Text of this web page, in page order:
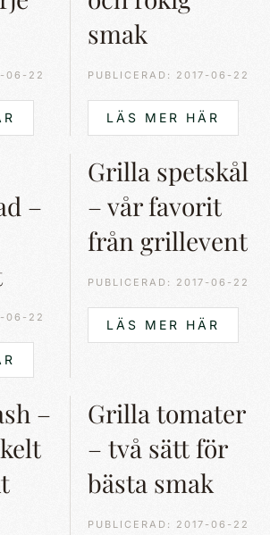
06-22
smak
PUBLICERAD: 2017-06-22
LÄS MER HÄR
–
06-22
Grilla spetskål
– vår favorit
från grillevent
PUBLICERAD: 2017-06-22
LÄS MER HÄR
–
Grilla tomater
– två sätt för
bästa smak
PUBLICERAD: 2017-06-22